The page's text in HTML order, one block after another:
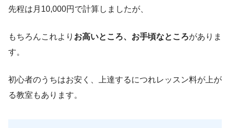
先程は月10,000円で計算しましたが、
もちろんこれより お高いところ、お手頃なところがありま
す。
初心者のうちはお安く、上達するにつれレッスン料が上が
る教室もあります。